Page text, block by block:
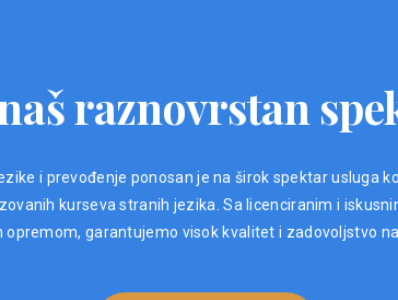
raznovrstan
i prevođenje ponosan je na širok spektar usluga
kurseva stranih jezika. Sa licenciranim i
opremom, garantujemo visok kvalitet i zadovoljstvo